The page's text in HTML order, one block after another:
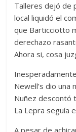
Talleres dejó de
local liquidó el
que Barticciotto
derechazo
Ahora si, cosa
Newell’s dio
Nuñez descontó
La Lepra seguía